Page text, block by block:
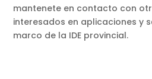
mantenete en contacto con
interesados en aplicaciones y
marco de la IDE provincial.